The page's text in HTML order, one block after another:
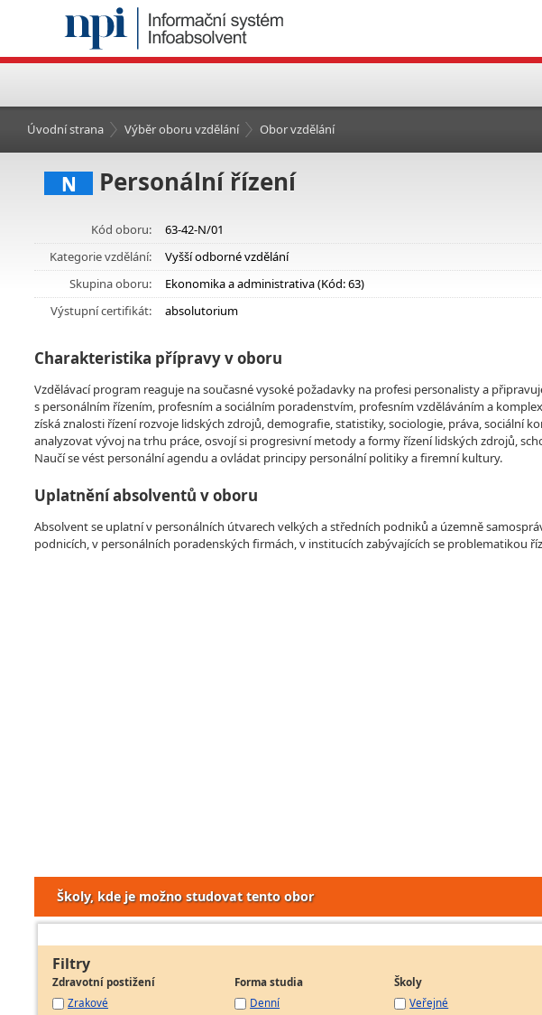
Úvodní strana Výběr oboru vzdělání Obor vzdělání
N Personální řízení
Kód oboru:
63-42-N/01
Kategorie vzdělání:
Vyšší odborné vzdělání
Skupina oboru:
Ekonomika a administrativa (Kód: 63)
Výstupní certifikát:
absolutorium
Charakteristika přípravy v oboru
Vzdělávací program reaguje na současné vysoké požadavky na profesi personalisty a
s personálním řízením, profesním a sociálním poradenstvím, profesním vzděláváním a
získá znalosti řízení rozvoje lidských zdrojů, demografie, statistiky, sociologie, práva, sociální
analyzovat vývoj na trhu práce, osvojí si progresivní metody a formy řízení lidských zdrojů,
Naučí se vést personální agendu a ovládat principy personální politiky a firemní kultury.
Uplatnění absolventů v oboru
Absolvent se uplatní v personálních útvarech velkých a středních podniků a územně
podnicích, v personálních poradenských firmách, v institucích zabývajících se problematikou
Školy, kde je možno studovat tento obor
Filtry
Zdravotní postižení
Zrakové
Forma studia
Denní
Školy
Veřejné